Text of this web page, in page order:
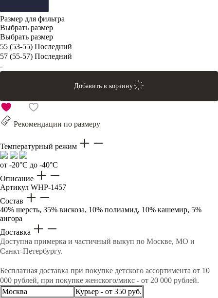
Размер для фильтра
Выбрать размер
Выбрать размер
55 (53-55) Последний
57 (55-57) Последний
-
Добавить в корзину
Рекомендации по размеру
Температурный режим
от -20°C до -40°C
Описание
Артикул WHP-1457
Состав
40% шерсть, 35% вискоза, 10% полиамид, 10% кашемир, 5%
ангора
Доставка
Доступна примерка и частичный выкуп по Москве, МО и
Санкт-Петербургу.
Бесплатная доставка при покупке детского ассортимента от 10
000 рублей, при покупке женского/микс - от 20 000 рублей.
Москва
Курьер - от 350 руб.